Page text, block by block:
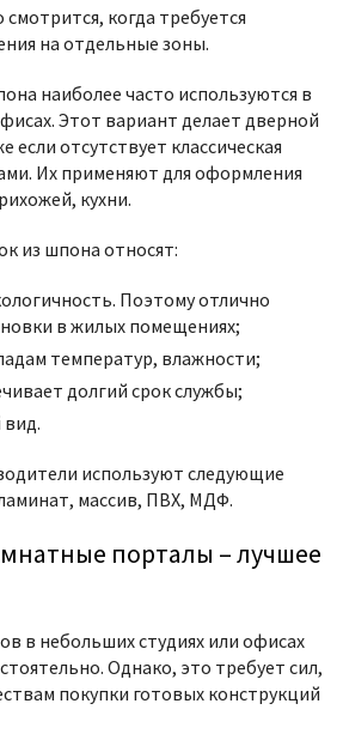
когда требуется
на отдельные зоны.
наиболее часто используются в
Этот вариант делает дверной
отсутствует классическая
Их применяют для оформления
кухни.
из шпона относят:
Поэтому отлично
в жилых помещениях;
температур, влажности;
долгий срок службы;
используют следующие
массив, ПВХ, МДФ.
порталы – лучшее
в небольших студиях или офисах
Однако, это требует сил,
покупки готовых конструкций